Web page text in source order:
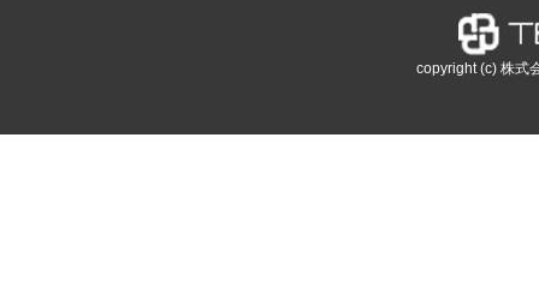
copyright (c) 株式